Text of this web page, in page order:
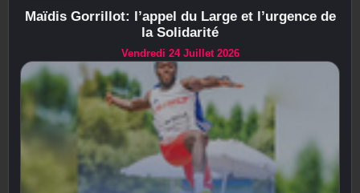
Maïdis Gorrillot: l’appel du Large et l’urgence de
la Solidarité
Vendredi 24 Juillet 2026